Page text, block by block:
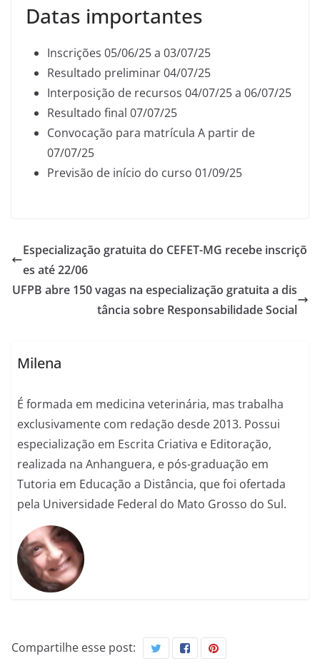
Datas importantes
Inscrições 05/06/25 a 03/07/25
Resultado preliminar 04/07/25
Interposição de recursos 04/07/25 a 06/07/25
Resultado final 07/07/25
Convocação para matrícula A partir de
07/07/25
Previsão de início do curso 01/09/25
Especialização gratuita do CEFET-MG recebe inscriçõ
es até 22/06
UFPB abre 150 vagas na especialização gratuita a dis
tância sobre Responsabilidade Social
Milena
É formada em medicina veterinária, mas trabalha
exclusivamente com redação desde 2013. Possui
especialização em Escrita Criativa e Editoração,
realizada na Anhanguera, e pós-graduação em
Tutoria em Educação a Distância, que foi ofertada
pela Universidade Federal do Mato Grosso do Sul.
Compartilhe esse post: